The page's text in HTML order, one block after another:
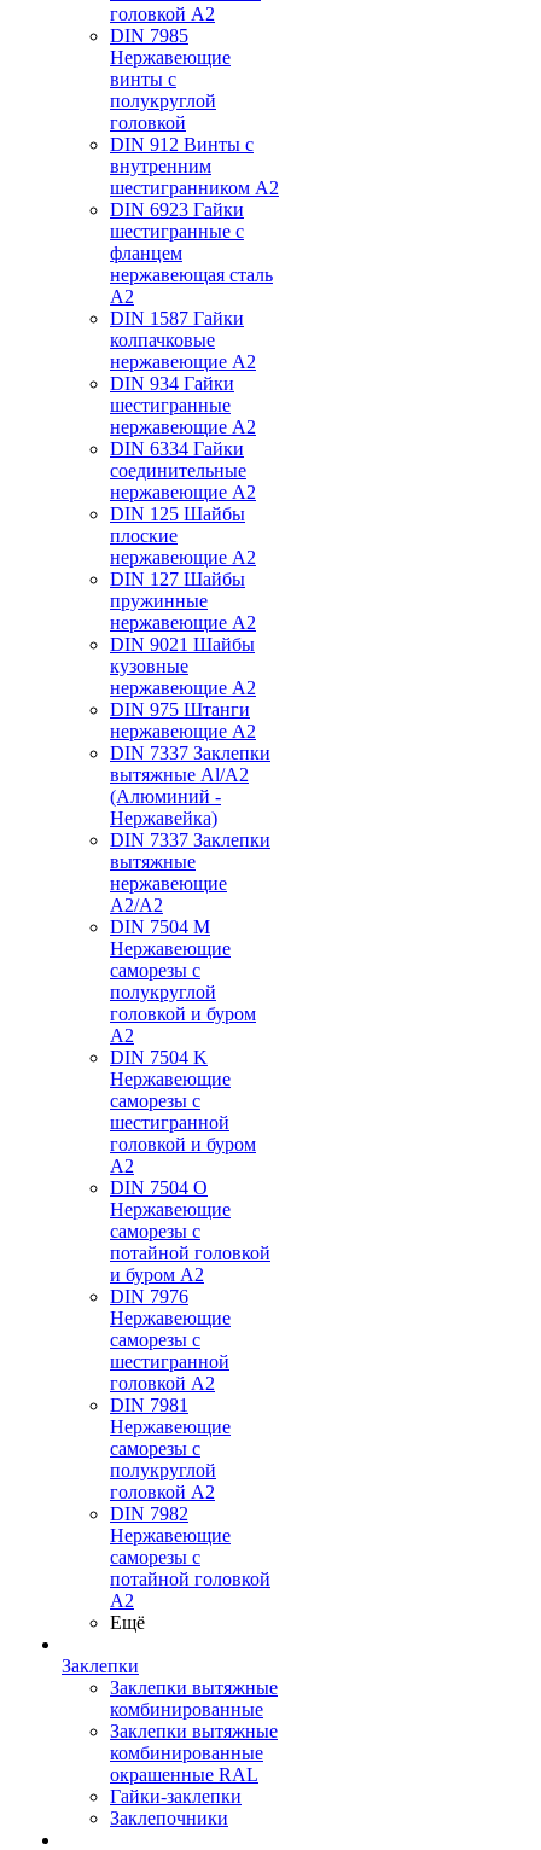
головкой А2
DIN 7985
Нержавеющие
винты с
полукруглой
головкой
DIN 912 Винты с
внутренним
шестигранником А2
DIN 6923 Гайки
шестигранные с
фланцем
нержавеющая сталь
А2
DIN 1587 Гайки
колпачковые
нержавеющие А2
DIN 934 Гайки
шестигранные
нержавеющие А2
DIN 6334 Гайки
соединительные
нержавеющие А2
DIN 125 Шайбы
плоские
нержавеющие А2
DIN 127 Шайбы
пружинные
нержавеющие А2
DIN 9021 Шайбы
кузовные
нержавеющие А2
DIN 975 Штанги
нержавеющие А2
DIN 7337 Заклепки
вытяжные Al/A2
(Алюминий -
Нержавейка)
DIN 7337 Заклепки
вытяжные
нержавеющие
A2/A2
DIN 7504 M
Нержавеющие
саморезы с
полукруглой
головкой и буром
А2
DIN 7504 K
Нержавеющие
саморезы с
шестигранной
головкой и буром
А2
DIN 7504 O
Нержавеющие
саморезы с
потайной головкой
и буром А2
DIN 7976
Нержавеющие
саморезы с
шестигранной
головкой А2
DIN 7981
Нержавеющие
саморезы с
полукруглой
головкой А2
DIN 7982
Нержавеющие
саморезы с
потайной головкой
А2
Ещё
Заклепки
Заклепки вытяжные
комбинированные
Заклепки вытяжные
комбинированные
окрашенные RAL
Гайки-заклепки
Заклепочники